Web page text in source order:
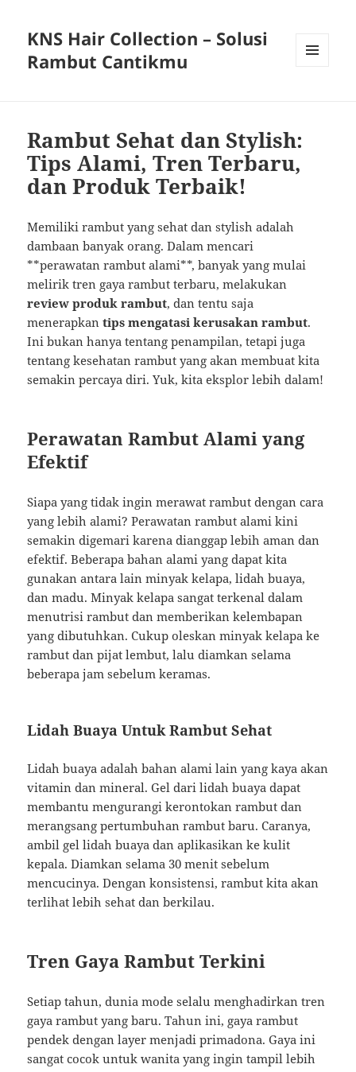
KNS Hair Collection – Solusi
Rambut Cantikmu
Rambut Sehat dan Stylish:
Tips Alami, Tren Terbaru,
dan Produk Terbaik!
Memiliki rambut yang sehat dan stylish adalah
dambaan banyak orang. Dalam mencari
**perawatan rambut alami**, banyak yang mulai
melirik tren gaya rambut terbaru, melakukan
review produk rambut, dan tentu saja
menerapkantips mengatasi kerusakan rambut.
Ini bukan hanya tentang penampilan, tetapi juga
tentang kesehatan rambut yang akan membuat kita
semakin percaya diri. Yuk, kita eksplor lebih dalam!
Perawatan Rambut Alami yang
Efektif
Siapa yang tidak ingin merawat rambut dengan cara
yang lebih alami? Perawatan rambut alami kini
semakin digemari karena dianggap lebih aman dan
efektif. Beberapa bahan alami yang dapat kita
gunakan antara lain minyak kelapa, lidah buaya,
dan madu. Minyak kelapa sangat terkenal dalam
menutrisi rambut dan memberikan kelembapan
yang dibutuhkan. Cukup oleskan minyak kelapa ke
rambut dan pijat lembut, lalu diamkan selama
beberapa jam sebelum keramas.
Lidah Buaya Untuk Rambut Sehat
Lidah buaya adalah bahan alami lain yang kaya akan
vitamin dan mineral. Gel dari lidah buaya dapat
membantu mengurangi kerontokan rambut dan
merangsang pertumbuhan rambut baru. Caranya,
ambil gel lidah buaya dan aplikasikan ke kulit
kepala. Diamkan selama 30 menit sebelum
mencucinya. Dengan konsistensi, rambut kita akan
terlihat lebih sehat dan berkilau.
Tren Gaya Rambut Terkini
Setiap tahun, dunia mode selalu menghadirkan tren
gaya rambut yang baru. Tahun ini, gaya rambut
pendek dengan layer menjadi primadona. Gaya ini
sangat cocok untuk wanita yang ingin tampil lebih